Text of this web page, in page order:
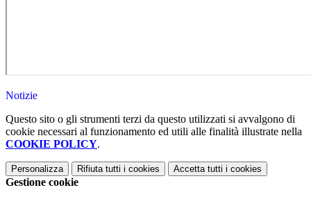
Notizie
Questo sito o gli strumenti terzi da questo utilizzati si avvalgono di
cookie necessari al funzionamento ed utili alle finalità illustrate nella
COOKIE POLICY.
Personalizza Rifiuta tutti i cookies Accetta tutti i cookies
Gestione cookie